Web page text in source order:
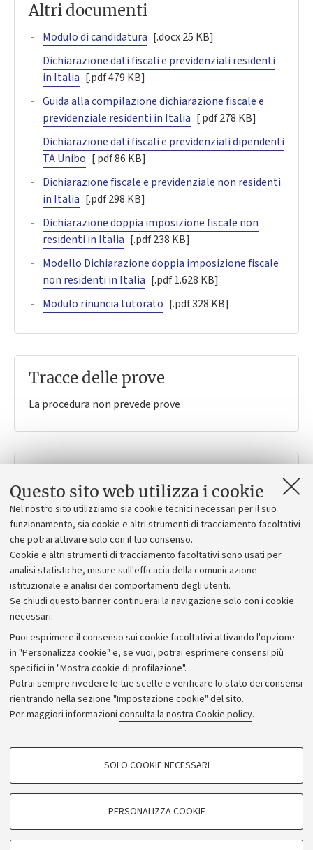
Questo sito web utilizza i cookie
Nel nostro sito utilizziamo sia cookie tecnici necessari per il suo
funzionamento, sia cookie e altri strumenti di tracciamento facoltativi
che potrai attivare solo con il tuo consenso.
Cookie e altri strumenti di tracciamento facoltativi sono usati per
analisi statistiche, misure sull'efficacia della comunicazione
istituzionale e analisi dei comportamenti degli utenti.
Se chiudi questo banner continuerai la navigazione solo con i cookie
necessari.
Puoi esprimere il consenso sui cookie facoltativi attivando l'opzione
in "Personalizza cookie" e, se vuoi, potrai esprimere consensi più
specifici in "Mostra cookie di profilazione".
Potrai sempre rivedere le tue scelte e verificare lo stato dei consensi
rientrando nella sezione "Impostazione cookie" del sito.
Per maggiori informazioni consulta la nostra Cookie policy.
COOKIE DI PROFILAZIONE - FACOLTATIVI
degli utenti, creare profili in base al loro comportamento sul sito, per analisi
di marketing.
SOLO COOKIE NECESSARI
PERSONALIZZA COOKIE
Altri documenti
Modulo di candidatura [.docx 25 KB]
Dichiarazione dati fiscali e previdenziali residenti
in Italia [.pdf 479 KB]
Guida alla compilazione dichiarazione fiscale e
previdenziale residenti in Italia [.pdf 278 KB]
Dichiarazione dati fiscali e previdenziali dipendenti
TA Unibo [.pdf 86 KB]
Dichiarazione fiscale e previdenziale non residenti
in Italia [.pdf 298 KB]
Dichiarazione doppia imposizione fiscale non
residenti in Italia [.pdf 238 KB]
Modello Dichiarazione doppia imposizione fiscale
non residenti in Italia [.pdf 1.628 KB]
Modulo rinuncia tutorato [.pdf 328 KB]
Tracce delle prove
La procedura non prevede prove
AFORM - Settore Servizi didattici Scienze -
Cittadella
Via Selmi .3Bologna (BO)
scienzecittadella.didattica@unibo.it
Privacy
Note legali
NormAteneo
Impostazioni Cookie
©Copyright 2024 - ALMA MATER STUDIORUM - Università di